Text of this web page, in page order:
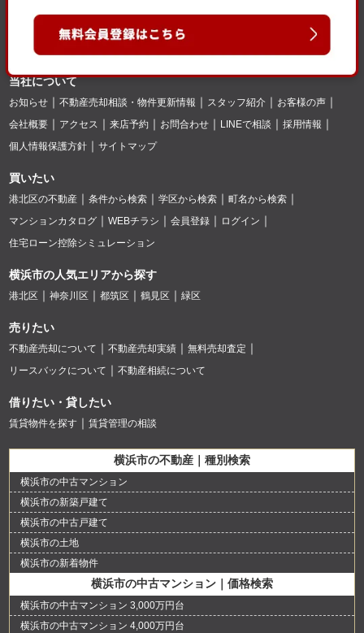
当社について
お知らせ 不動産売却相談・物件更新情報 スタッフ紹介
お客様の声
会社概要
アクセス 来店予約 お問合わせ LINEで相談
採用情報
個人情報保護方針
サイトマップ
買いたい
港北区の不動産 条件から検索 学区から検索
町名から検索
マンションカタログ
WEBチラシ 会員登録
ログイン
住宅ローン控除シミュレーション
横浜市の人気エリアから探す
港北区 神奈川区 都筑区 鶴見区 緑区
売りたい
不動産売却について 不動産売却実績
無料売却査定
リースバックについて
不動産相続について
借りたい・貸したい
賃貸物件を探す 賃貸管理の相談
横浜市の不動産｜種別検索
横浜市の中古マンション
横浜市の新築戸建て
横浜市の中古戸建て
横浜市の土地
横浜市の新着物件
横浜市の中古マンション｜価格検索
横浜市の中古マンション 3,000万円台
横浜市の中古マンション 4,000万円台